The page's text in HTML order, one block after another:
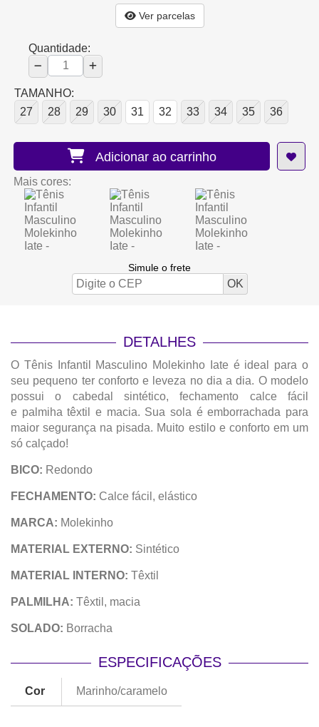
Ver parcelas
Quantidade:
TAMANHO:
27
28 29 30 31 32 33 34 35 36
Adicionar ao carrinho
Mais cores:
Simule o frete
DETALHES
O Tênis Infantil Masculino Molekinho Iate é ideal para o
seu pequeno ter conforto e leveza no dia a dia. O modelo
possui o cabedal sintético, fechamento calce fácil
e palmiha têxtil e macia. Sua sola é emborrachada para
maior segurança na pisada. Muito estilo e conforto em um
só calçado!
BICO: Redondo
FECHAMENTO: Calce fácil, elástico
MARCA: Molekinho
MATERIAL EXTERNO: Sintético
MATERIAL INTERNO: Têxtil
PALMILHA: Têxtil, macia
SOLADO: Borracha
ESPECIFICAÇÕES
Cor Marinho/caramelo